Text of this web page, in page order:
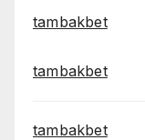
tambakbet
tambakbet
tambakbet